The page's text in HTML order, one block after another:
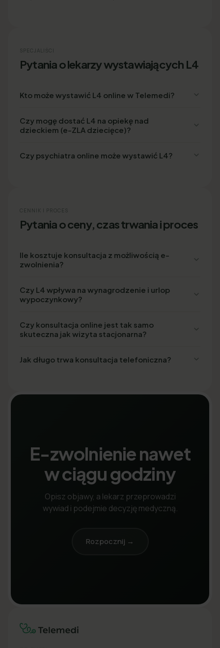
SPECJALIŚCI
Pytania o lekarzy wystawiających L4
Kto może wystawić L4 online w Telemedi?
Czy mogę dostać L4 na opiekę nad
dzieckiem (e-ZLA dziecięce)?
Czy psychiatra online może wystawić L4?
CENNIK I PROCES
Pytania o ceny, czas trwania i proces
Ile kosztuje konsultacja z możliwością e-
zwolnienia?
Czy L4 wpływa na wynagrodzenie i urlop
wypoczynkowy?
Czy konsultacja online jest tak samo
skuteczna jak wizyta stacjonarna?
Jak długo trwa konsultacja telefoniczna?
E-zwolnienie nawet
w ciągu godziny
Opisz objawy, a lekarz przeprowadzi
wywiad i podejmie decyzję medyczną.
Rozpocznij →